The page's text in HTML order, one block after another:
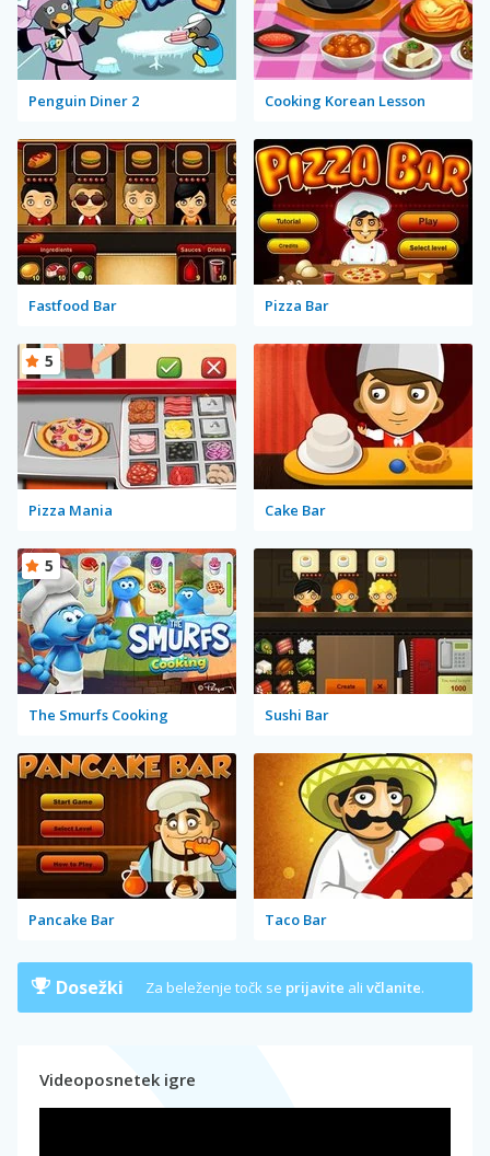
Penguin Diner 2 Cooking Korean Lesson
Fastfood Bar Pizza Bar
Pizza Mania
5
Cake Bar
The Smurfs Cooking
5
Sushi Bar
Pancake Bar Taco Bar
Dosežki Za beleženje točk se prijavite ali včlanite.
Videoposnetek igre